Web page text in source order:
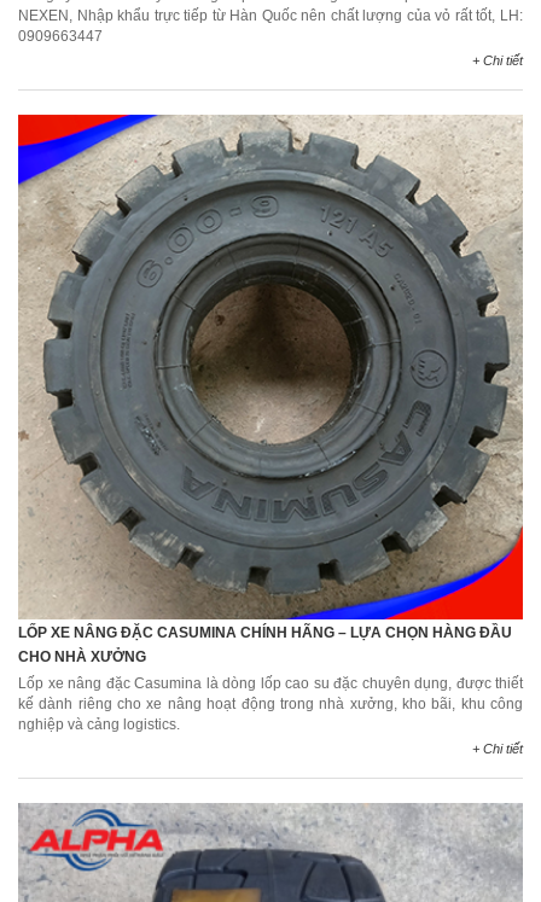
NEXEN, Nhập khẩu trực tiếp từ Hàn Quốc nên chất lượng của vỏ rất tốt, LH:
0909663447
+ Chi tiết
LỐP XE NÂNG ĐẶC CASUMINA CHÍNH HÃNG – LỰA CHỌN HÀNG ĐẦU
CHO NHÀ XƯỞNG
Lốp xe nâng đặc Casumina là dòng lốp cao su đặc chuyên dụng, được thiết
kế dành riêng cho xe nâng hoạt động trong nhà xưởng, kho bãi, khu công
nghiệp và cảng logistics.
+ Chi tiết